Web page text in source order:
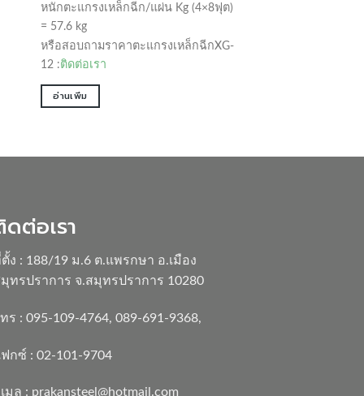
หนักตะแกรงเหล็กฉีก/แผ่น Kg (4×8ฟุต)
= 57.6 kg
หรือสอบถามราคาตะแกรงเหล็กฉีกXG-
12 :ติดต่อเรา
อ่านเพิ่ม
ต่อเรา
ง : 188/19 ม.6 ต.แพรกษา อ.เมือง
ทรปราการ จ.สมุทรปราการ 10280
ร : 095-109-4764, 089-691-9368,
กซ์ : 02-101-9704
มล : prakansteel@hotmail.com